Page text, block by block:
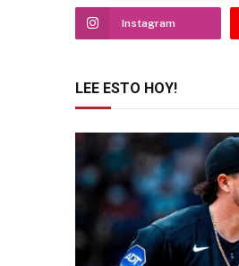
Instagram
LEE ESTO HOY!